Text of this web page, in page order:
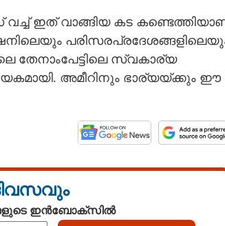
ഇത് വാങ്ങിയ കട
തേനാംപേട്ടിലെ സ്വകാര്യ
അമീറിനും ഭാര്യയ്ക്കും ഈ
ഇൻബോക്സിൽ